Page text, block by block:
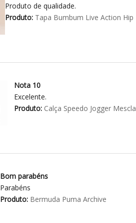
Produto de qualidade.
Produto:Tapa Bumbum Live Action Hip
Nota 10
Excelente.
Produto:Calça Speedo Jogger Mescla
Bom parabéns
Parabéns
Produto:Bermuda Puma Archive